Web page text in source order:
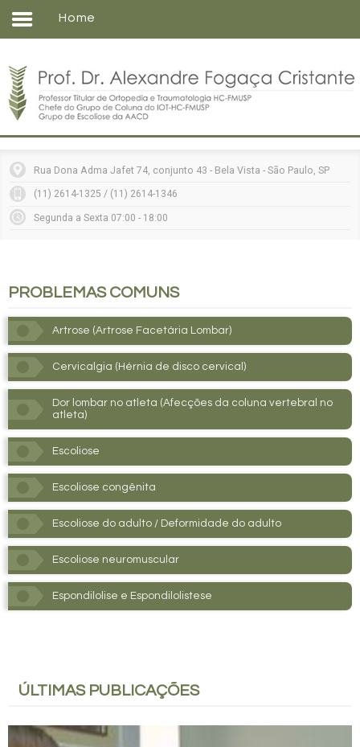
Home
Entenda sua doença
Tratamentos
Vídeos
Consultórios
Home
Rua Dona Adma Jafet 74, conjunto 43 - Bela Vista - São Paulo, SP
(11) 2614-1325 / (11) 2614-1346
Segunda a Sexta 07:00 - 18:00
PROBLEMASCOMUNS
Artrose (Artrose Facetária Lombar)
Cervicalgia (Hérnia de disco cervical)
Dor lombar no atleta (Afecções da coluna vertebral no
atleta)
Escoliose
Escoliose congênita
Escoliose do adulto / Deformidade do adulto
Escoliose neuromuscular
Espondilolise e Espondilolistese
ÚLTIMAS PUBLICAÇÕES